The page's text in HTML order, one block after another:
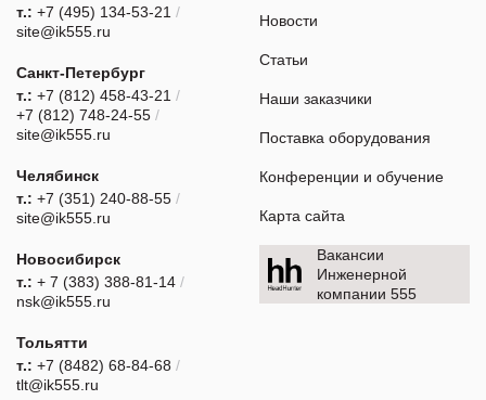
т.: +7 (495) 134-53-21 /
site@ik555.ru
Санкт-Петербург
т.: +7 (812) 458-43-21 /
+7 (812) 748-24-55 /
site@ik555.ru
Челябинск
т.: +7 (351) 240-88-55 /
site@ik555.ru
Новосибирск
т.: + 7 (383) 388-81-14 /
nsk@ik555.ru
Тольятти
т.: +7 (8482) 68-84-68 /
tlt@ik555.ru
Новости
Статьи
Наши заказчики
Поставка оборудования
Конференции и обучение
Карта сайта
Вакансии
Инженерной
компании 555